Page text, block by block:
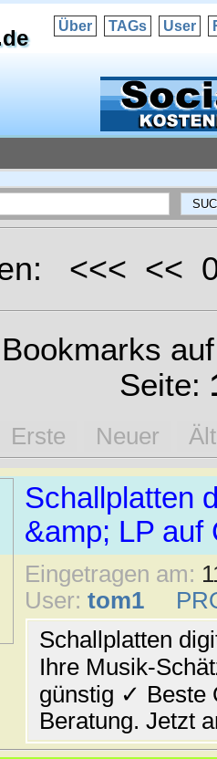
Über TAGs User
<<< <<
Seite:
Erste Neuer
Schallplatten
&amp; LP auf
Eingetragen am:
User: tom1
Schallplatten
Ihre Musik-
günstig ✓ Beste
Beratung. Jetzt